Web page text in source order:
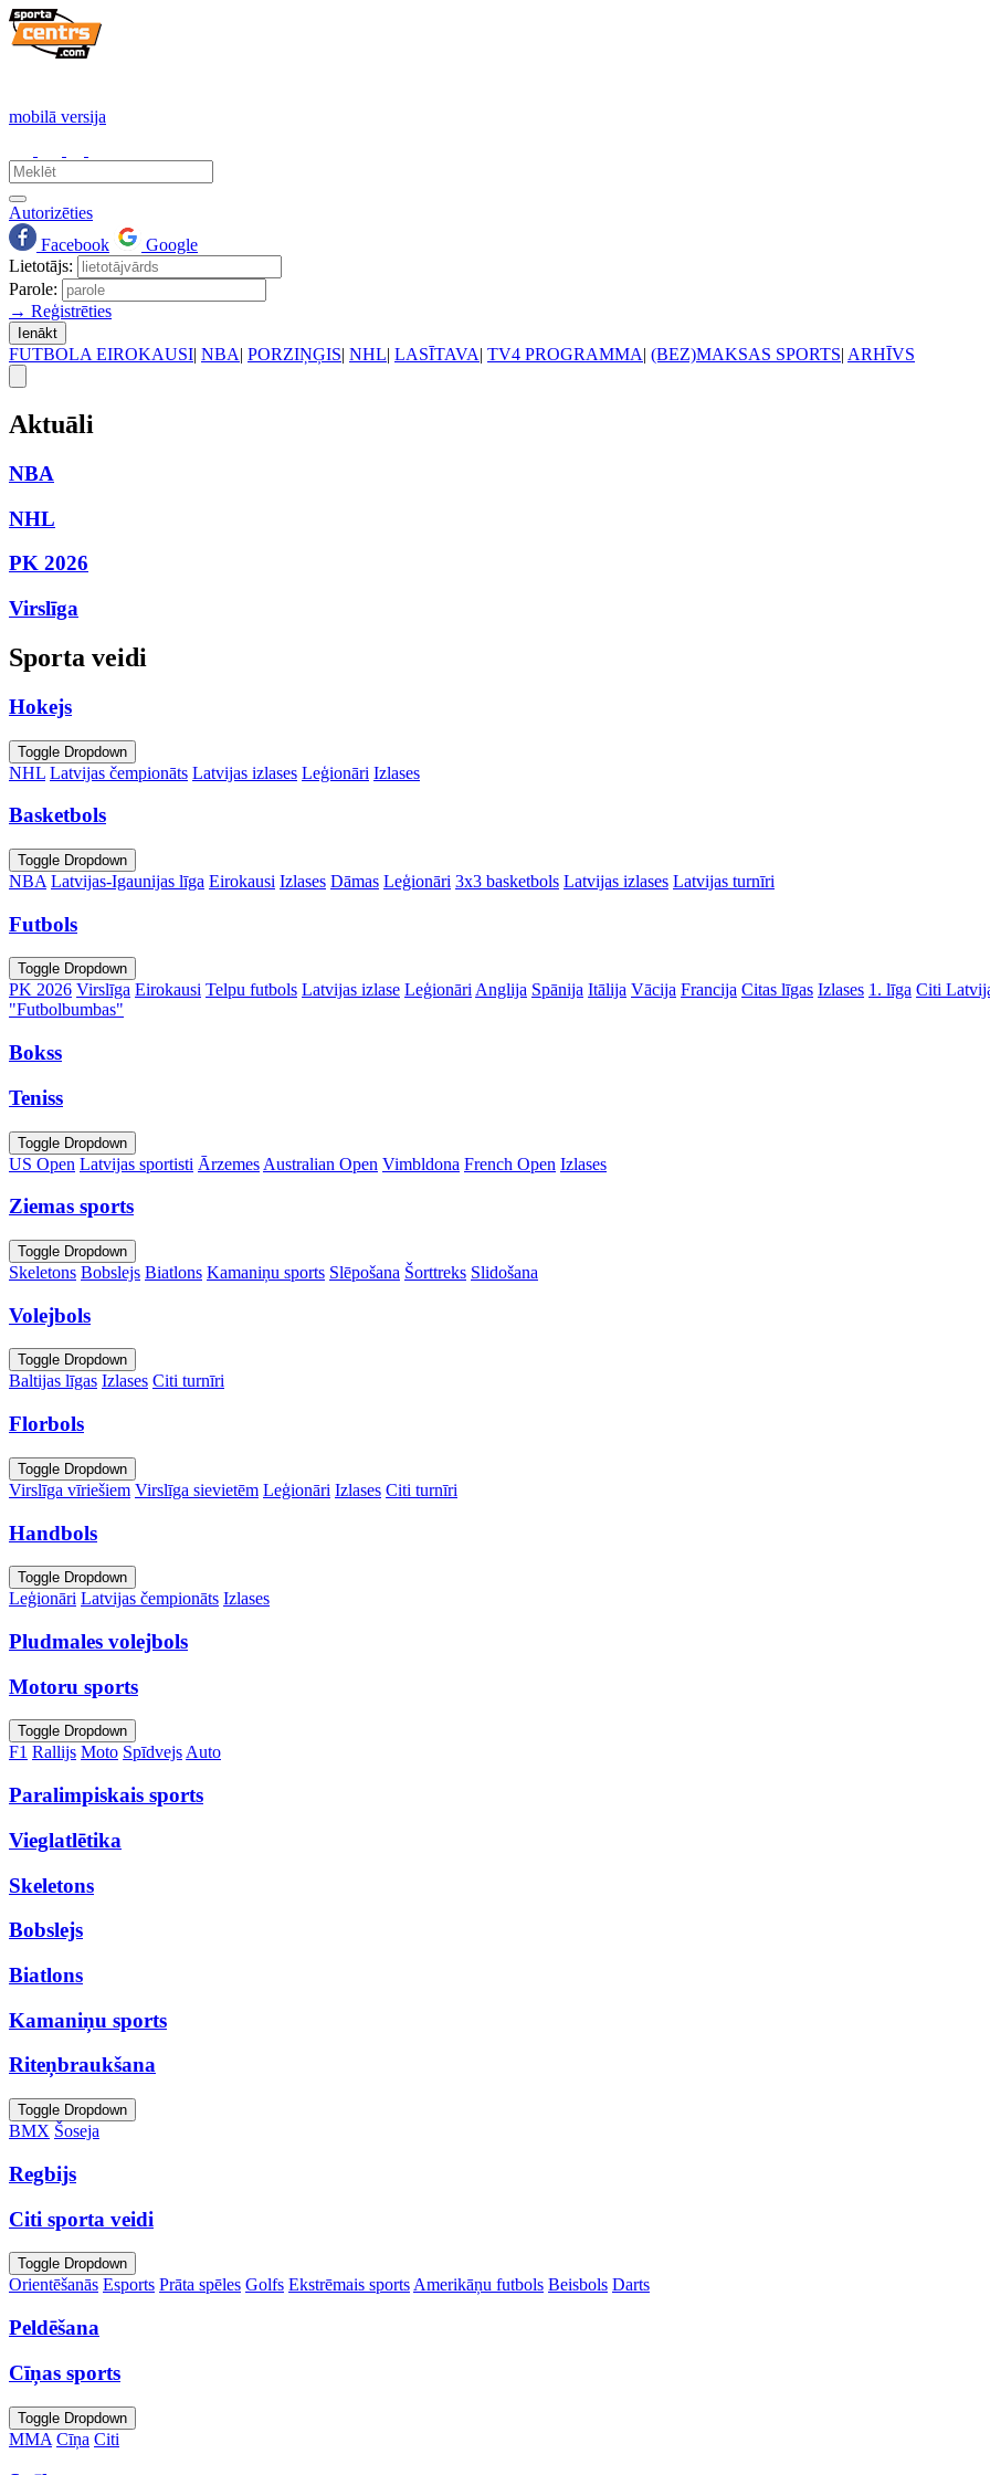
mobilā versija
Autorizēties
Facebook
Google
Lietotājs:
Parole:
→ Reģistrēties
Ienākt
FUTBOLA EIROKAUSI| NBA| PORZIŅĢIS| NHL| LASĪTAVA| TV4 PROGRAMMA| (BEZ)MAKSAS SPORTS| ARHĪVS
Aktuāli
NBA
NHL
PK 2026
Virslīga
Sporta veidi
Hokejs
Toggle Dropdown
NHL Latvijas čempionāts Latvijas izlases Leģionāri Izlases
Basketbols
Toggle Dropdown
NBA Latvijas-Igaunijas līga Eirokausi Izlases Dāmas Leģionāri 3x3 basketbols Latvijas izlases Latvijas turnīri
Futbols
Toggle Dropdown
PK 2026 Virslīga Eirokausi Telpu futbols Latvijas izlase Leģionāri Anglija Spānija Itālija Vācija Francija Citas līgas Izlases 1. līga Citi
"Futbolbumbas"
Bokss
Teniss
Toggle Dropdown
US Open Latvijas sportisti Ārzemes Australian Open Vimbldona French Open Izlases
Ziemas sports
Toggle Dropdown
Skeletons Bobslejs Biatlons Kamaniņu sports Slēpošana Šorttreks Slidošana
Volejbols
Toggle Dropdown
Baltijas līgas Izlases Citi turnīri
Florbols
Toggle Dropdown
Virslīga vīriešiem Virslīga sievietēm Leģionāri Izlases Citi turnīri
Handbols
Toggle Dropdown
Leģionāri Latvijas čempionāts Izlases
Pludmales volejbols
Motoru sports
Toggle Dropdown
F1 Rallijs Moto SpīdvejsAuto
Paralimpiskais sports
Vieglatlētika
Skeletons
Bobslejs
Biatlons
Kamaniņu sports
Riteņbraukšana
Toggle Dropdown
BMX Šoseja
Regbijs
Citi sporta veidi
Toggle Dropdown
Orientēšanās Esports Prāta spēles Golfs Ekstrēmais sports Amerikāņu futbols Beisbols Darts
Peldēšana
Cīņas sports
Toggle Dropdown
MMA Cīņa Citi